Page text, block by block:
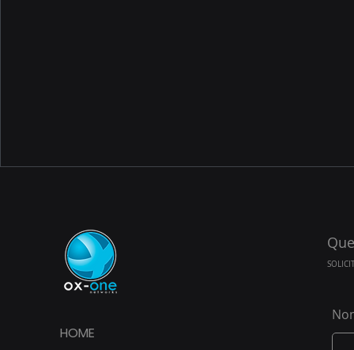
HOME